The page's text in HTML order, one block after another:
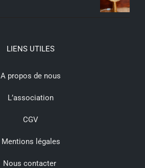
LIENS UTILES
A propos de nous
L’association
CGV
Mentions légales
Nous contacter